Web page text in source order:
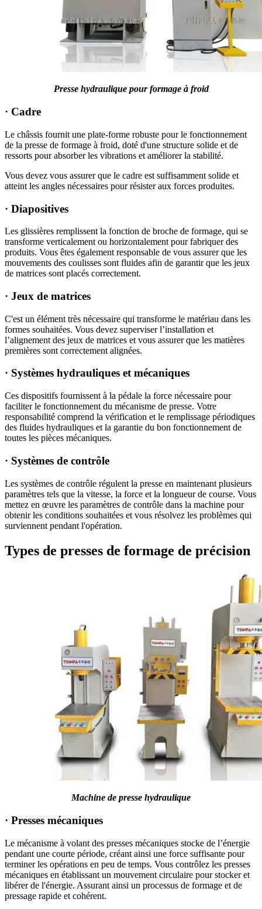
Presse hydraulique pour formage à froid
· Cadre
Le châssis fournit une plate-forme robuste pour le fonctionnement
de la presse de formage à froid, doté d'une structure solide et de
ressorts pour absorber les vibrations et améliorer la stabilité.
Vous devez vous assurer que le cadre est suffisamment solide et
atteint les angles nécessaires pour résister aux forces produites.
· Diapositives
Les glissières remplissent la fonction de broche de formage, qui se
transforme verticalement ou horizontalement pour fabriquer des
produits. Vous êtes également responsable de vous assurer que les
mouvements des coulisses sont fluides afin de garantir que les jeux
de matrices sont placés correctement.
· Jeux de matrices
C'est un élément très nécessaire qui transforme le matériau dans les
formes souhaitées. Vous devez superviser l’installation et
l’alignement des jeux de matrices et vous assurer que les matières
premières sont correctement alignées.
· Systèmes hydrauliques et mécaniques
Ces dispositifs fournissent à la pédale la force nécessaire pour
faciliter le fonctionnement du mécanisme de presse. Votre
responsabilité comprend la vérification et le remplissage périodiques
des fluides hydrauliques et la garantie du bon fonctionnement de
toutes les pièces mécaniques.
· Systèmes de contrôle
Les systèmes de contrôle régulent la presse en maintenant plusieurs
paramètres tels que la vitesse, la force et la longueur de course. Vous
mettez en œuvre les paramètres de contrôle dans la machine pour
obtenir les conditions souhaitées et vous résolvez les problèmes qui
surviennent pendant l'opération.
Types de presses de formage de précision
Machine de presse hydraulique
· Presses mécaniques
Le mécanisme à volant des presses mécaniques stocke de l’énergie
pendant une courte période, créant ainsi une force suffisante pour
terminer les opérations en peu de temps. Vous contrôlez les presses
mécaniques en établissant un mouvement circulaire pour stocker et
libérer de l'énergie. Assurant ainsi un processus de formage et de
pressage rapide et cohérent.